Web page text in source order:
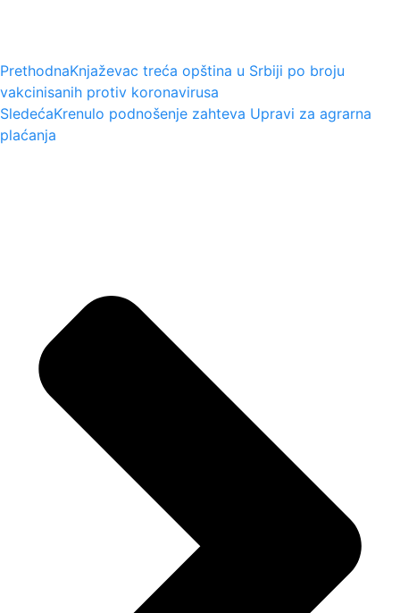
PrethodnaKnjaževac treća opština u Srbiji po broju
vakcinisanih protiv koronavirusa
SledećaKrenulo podnošenje zahteva Upravi za agrarna
plaćanja